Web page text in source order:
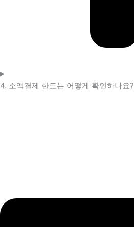
4. 소액결제 한도는 어떻게 확인하나요?